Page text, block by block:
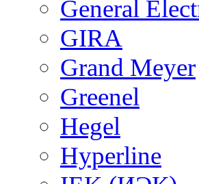
General
GIRA
Grand Meyer
Greenel
Hegel
Hyperline